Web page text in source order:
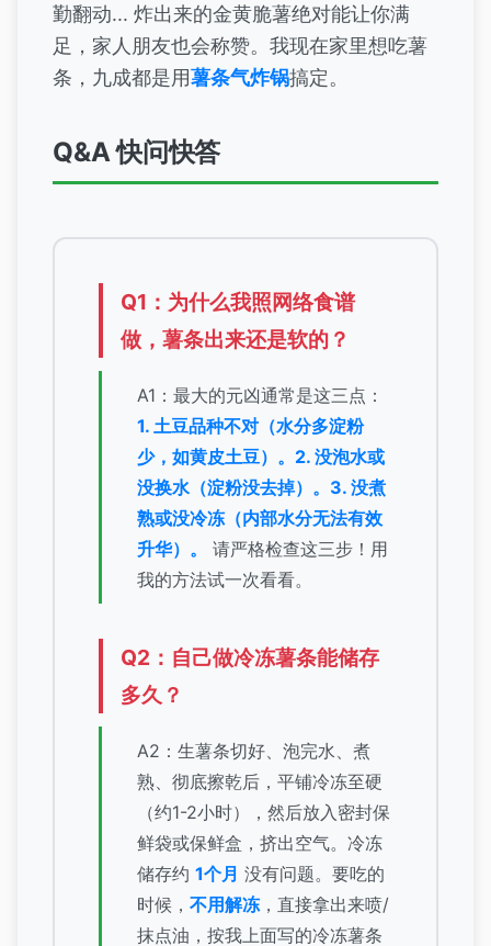
勤翻动... 炸出来的金黄脆薯绝对能让你满
足，家人朋友也会称赞。我现在家里想吃薯
条，九成都是用薯条气炸锅搞定。
Q&A 快问快答
Q1：为什么我照网络食谱
做，薯条出来还是软的？
A1：最大的元凶通常是这三点：
1. 土豆品种不对（水分多淀粉
少，如黄皮土豆）。2. 没泡水或
没换水（淀粉没去掉）。3. 没煮
熟或没冷冻（内部水分无法有效
升华）。
请严格检查这三步！用
我的方法试一次看看。
Q2：自己做冷冻薯条能储存
多久？
A2：生薯条切好、泡完水、煮
熟、彻底擦乾后，平铺冷冻至硬
（约1-2小时），然后放入密封保
鲜袋或保鲜盒，挤出空气。冷冻
储存约 1个月 没有问题。要吃的
时候， 不用解冻，直接拿出来喷/
抹点油，按我上面写的冷冻薯条